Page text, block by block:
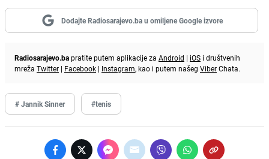
Dodajte Radiosarajevo.ba u omiljene Google izvore
Radiosarajevo.bapratite putem aplikacije za Android | iOS i društvenih
mreža Twitter | Facebook | Instagram, kao i putem našeg ViberChata.
# Jannik Sinner #tenis